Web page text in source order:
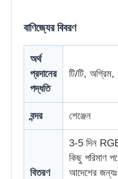
নেতৃত্বাধীন গ্রিল স্ক্রিন
স্বচ্ছ ডিসপ্লে স্ক্রিন
বাণিজ্যের বিবরণ
অর্থ
প্রদানের
পদ্ধতি
টি/টি, অগ্রিম,
বন্দর শেঞ্জেন
বিতরণ
3-5 দিন
কিছু পরিমাণ
আদেশের জন্যঃ